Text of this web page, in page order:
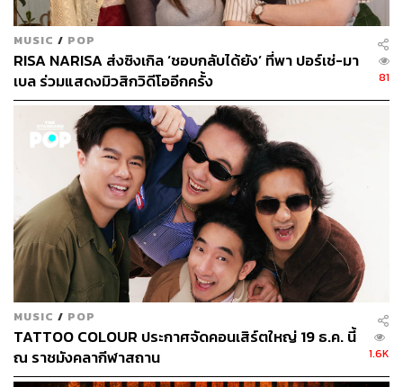
MUSIC / POP
RISA NARISA ส่งซิงเกิล ‘ชอบกลับได้ยัง’ ที่พา ปอร์เช่-มา
เบล ร่วมแสดงมิวสิกวิดีโออีกครั้ง
81
MUSIC / POP
TATTOO COLOUR ประกาศจัดคอนเสิร์ตใหญ่ 19 ธ.ค. นี้
ณ ราชมังคลากีฬาสถาน
1.6K